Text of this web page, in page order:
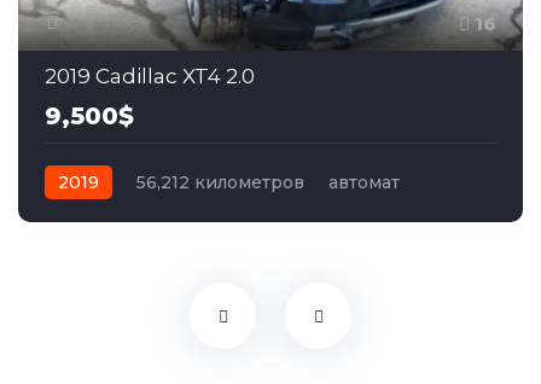
16
2019 Cadillac XT4 2.0
9,500$
2019 56,212 километров
автомат